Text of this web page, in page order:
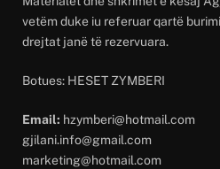
vetëm duke iu referuar qartë
drejtat janë të rezervuara.
Botues: HESET ZYMBERI
Email: hzymberi@hotmail.com
gjilani.info@gmail.com
marketing@hotmail.com